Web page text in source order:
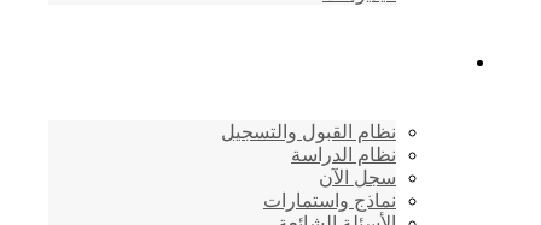
نظام القبول والتسجيل
نظام الدراسة
سجل الآن
نماذج واستمارات